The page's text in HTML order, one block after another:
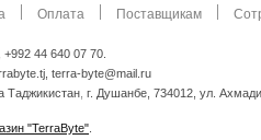
Оплата Поставщикам
44 640 07 70.
terra-byte@mail.ru
Таджикистан г. Душанбе, 734012, ул.
"TerraByte"